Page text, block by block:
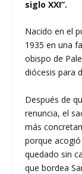
siglo XXI”.
Nacido en el
1935 en una
obispo de
diócesis para
Después de
renuncia, el
más
porque
quedado sin
que bordea